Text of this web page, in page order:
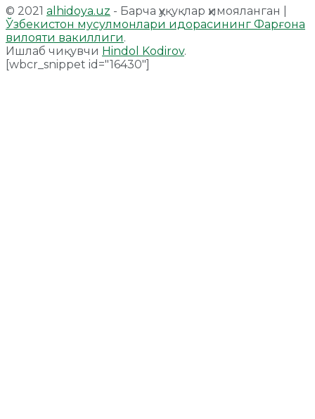
© 2021 alhidoya.uz - Барча ҳуқуқлар ҳимояланган |
Ўзбекистон мусулмонлари идорасининг Фарғона
вилояти вакиллиги.
Ишлаб чиқувчи Hindol Kodirov.
[wbcr_snippet id="16430"]